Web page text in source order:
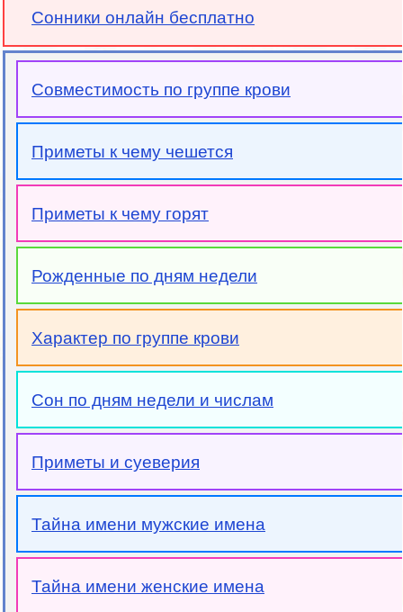
Сонники онлайн бесплатно
Совместимость по группе крови
Приметы к чему чешется
Приметы к чему горят
Рожденные по дням недели
Характер по группе крови
Сон по дням недели и числам
Приметы и суеверия
Тайна имени мужские имена
Тайна имени женские имена